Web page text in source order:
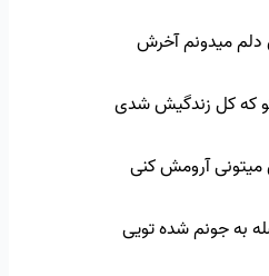
دلم میدونم آخرش
که کل زندگیش شدی
آرومش کنی
به جونم شده تویی